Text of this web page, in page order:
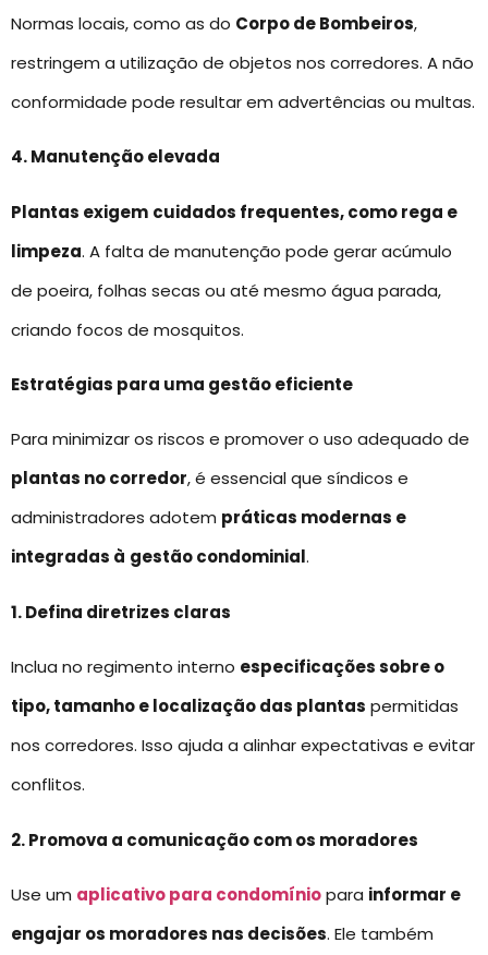
Normas locais, como as do Corpo de Bombeiros,
restringem a utilização de objetos nos corredores. A não
conformidade pode resultar em advertências ou multas.
4. Manutenção elevada
Plantas exigem cuidados frequentes, como rega e
limpeza. A falta de manutenção pode gerar acúmulo
de poeira, folhas secas ou até mesmo água parada,
criando focos de mosquitos.
Estratégias para uma gestão eficiente
Para minimizar os riscos e promover o uso adequado de
plantas no corredor, é essencial que síndicos e
administradores adotem práticas modernas e
integradas à gestão condominial.
1. Defina diretrizes claras
Inclua no regimento interno especificações sobre o
tipo, tamanho e localização das plantas permitidas
nos corredores. Isso ajuda a alinhar expectativas e evitar
conflitos.
2. Promova a comunicação com os moradores
Use um aplicativo para condomíniopara informar e
engajar os moradores nas decisões. Ele também